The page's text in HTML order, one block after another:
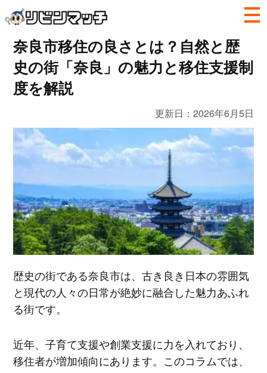
奈良市移住の良さとは？自然と歴
史の街「奈良」の魅力と移住支援制
度を解説
更新日：2026年6月5日
歴史の街である奈良市は、古き良き日本の雰囲気
と現代の人々の日常が絶妙に融合した魅力あふれ
る街です。
近年、子育て支援や創業支援に力を入れており、
移住者が増加傾向にあります。このコラムでは、